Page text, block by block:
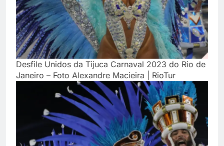
Desfile Unidos da Tijuca Carnaval 2023 do Rio de
Janeiro – Foto Alexandre Macieira | RioTur